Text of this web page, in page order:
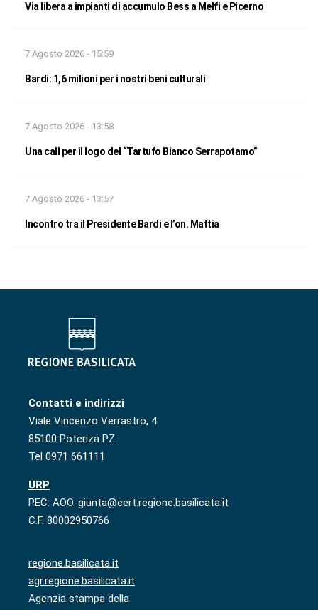
Via libera a impianti di accumulo Bess a Melfi e Picerno
7 Agosto 2026 - 15:59
Bardi: 1,6 milioni per i nostri beni culturali
7 Agosto 2026 - 13:58
Una call per il logo del “Tartufo Bianco Serrapotamo”
7 Agosto 2026 - 13:57
Incontro tra il Presidente Bardi e l’on. Mattia
Contatti e indirizzi
Viale Vincenzo Verrastro, 4
85100 Potenza PZ
Tel 0971 661111
URP
PEC: AOO-giunta@cert.regione.basilicata.it
C.F. 80002950766
regione.basilicata.it
agr.regione.basilicata.it
Agenzia stampa della